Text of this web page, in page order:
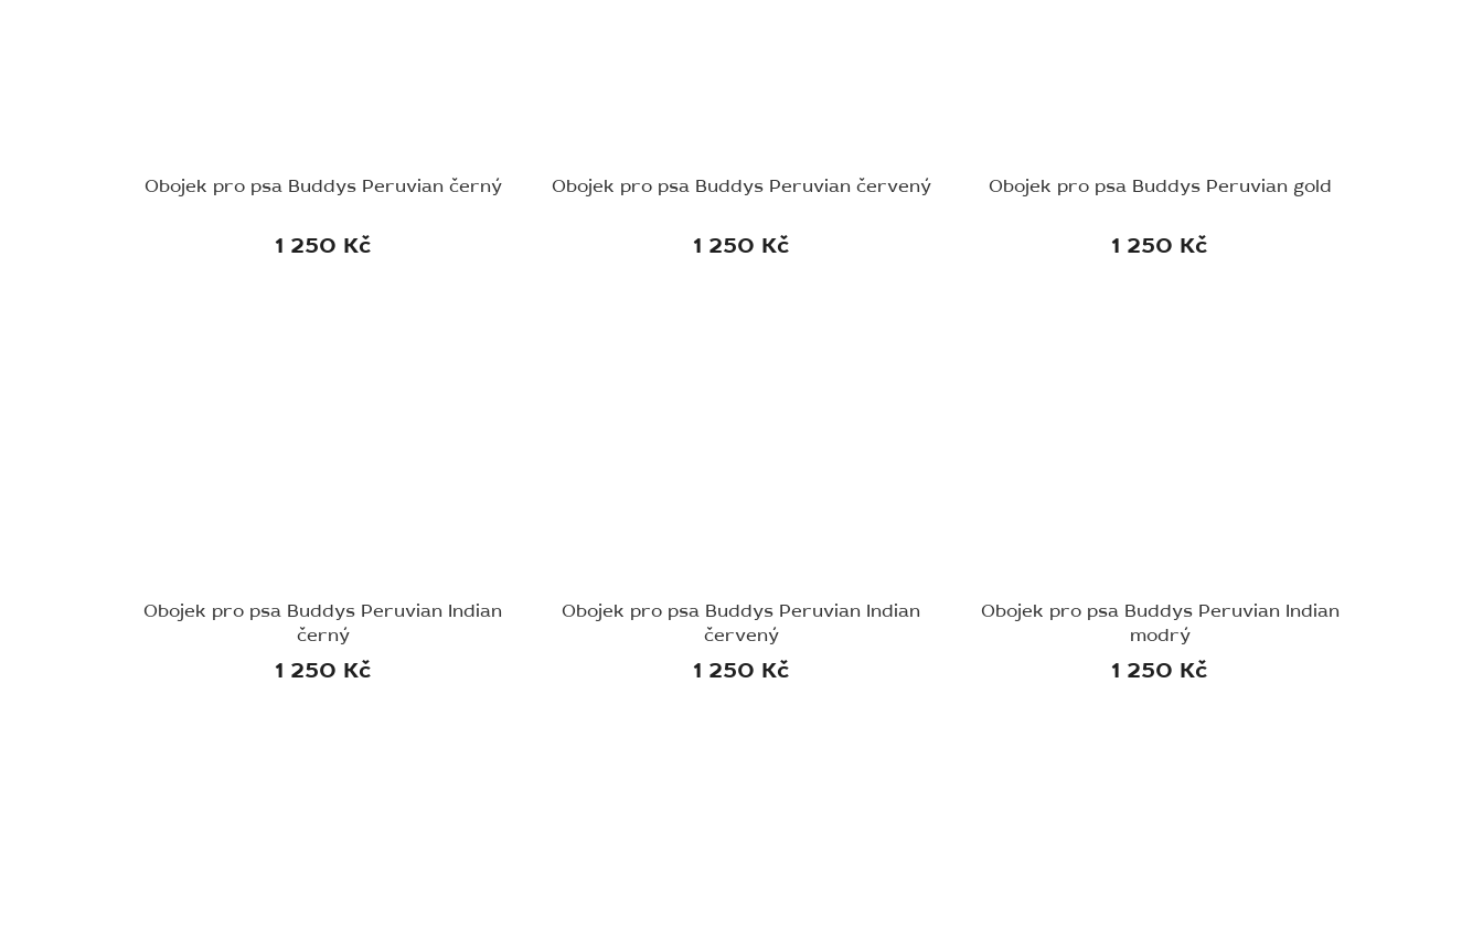
Obojek pro psa Buddys Peruvian černý
1 250 Kč
Obojek pro psa Buddys Peruvian červený
1 250 Kč
Obojek pro psa Buddys Peruvian gold
1 250 Kč
Obojek pro psa Buddys Peruvian Indian
černý
1 250 Kč
Obojek pro psa Buddys Peruvian Indian
červený
1 250 Kč
Obojek pro psa Buddys Peruvian Indian
modrý
1 250 Kč